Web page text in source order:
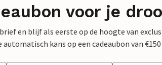
voor je
en blijf als eerste op de hoogte van
kans op een cadeaubon van